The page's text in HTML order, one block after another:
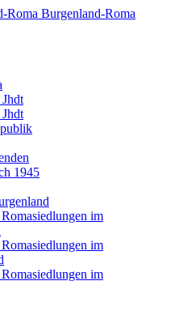
Burgenland-Roma
1945
im
im
im